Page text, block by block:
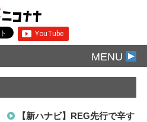
MENU
【新ハナビ】REG先行で辛す